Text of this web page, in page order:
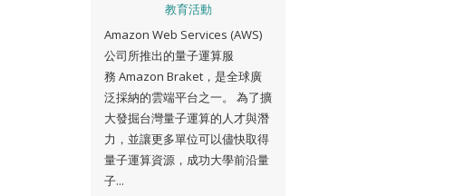
教育活動
Amazon Web Services (AWS)
公司所推出的量子運算服
務 Amazon Braket，是全球廣
泛採納的雲端平台之一。 為了擴
大發掘台灣量子運算的人才與潛
力，並讓更多單位可以儘快取得
量子運算資源，成功大學前沿量
子...